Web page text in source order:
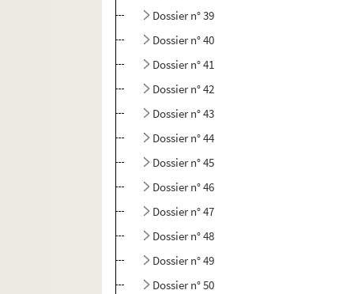
Dossier n° 39
Dossier n° 40
Dossier n° 41
Dossier n° 42
Dossier n° 43
Dossier n° 44
Dossier n° 45
Dossier n° 46
Dossier n° 47
Dossier n° 48
Dossier n° 49
Dossier n° 50